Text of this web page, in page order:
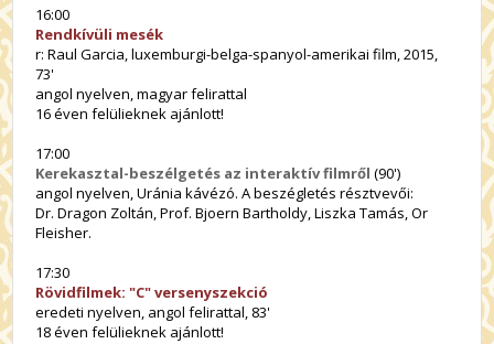
16:00
Rendkívüli mesék
r: Raul Garcia, luxemburgi-belga-spanyol-amerikai film, 2015,
73'
angol nyelven, magyar felirattal
16 éven felülieknek ajánlott!
17:00
Kerekasztal-beszélgetés az interaktív filmről (90')
angol nyelven, Uránia kávézó. A beszégletés résztvevői:
Dr. Dragon Zoltán, Prof. Bjoern Bartholdy, Liszka Tamás, Or
Fleisher.
17:30
Rövidfilmek: "C" versenyszekció
eredeti nyelven, angol felirattal, 83'
18 éven felülieknek ajánlott!